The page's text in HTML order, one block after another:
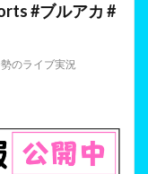
#ブルアカ #
のライブ実況